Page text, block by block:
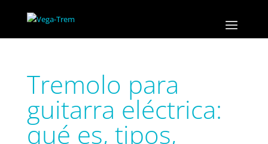
Tremolo para
guitarra eléctrica:
qué es, tipos,